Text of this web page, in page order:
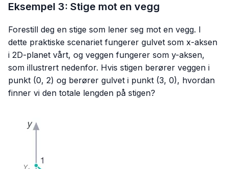
Eksempel 3: Stige mot en vegg
Forestill deg en stige som lener seg mot en vegg. I
dette praktiske scenariet fungerer gulvet som x-aksen
i 2D-planet vårt, og veggen fungerer som y-aksen,
som illustrert nedenfor. Hvis stigen berører veggen i
punkt (0, 2) og berører gulvet i punkt (3, 0), hvordan
finner vi den totale lengden på stigen?